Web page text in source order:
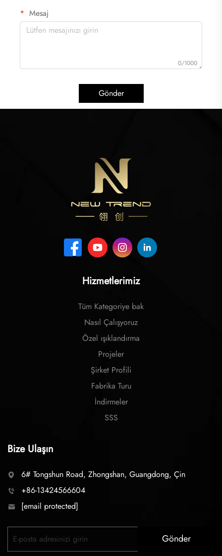
Mesaj
0/1000
Gönder
Hizmetlerimiz
Tüm Kategoriye bak
Nasıl Çalışyoruz
Özel ışıklandırma
Projeler
Şirket Profili
Fabrika Turu
İndirmeler
SSS
Bize Ulaşın
6# Tongshun Road, Zhongshan, Guangdong, Çin
+86-13424566604
[email protected]
Gönder